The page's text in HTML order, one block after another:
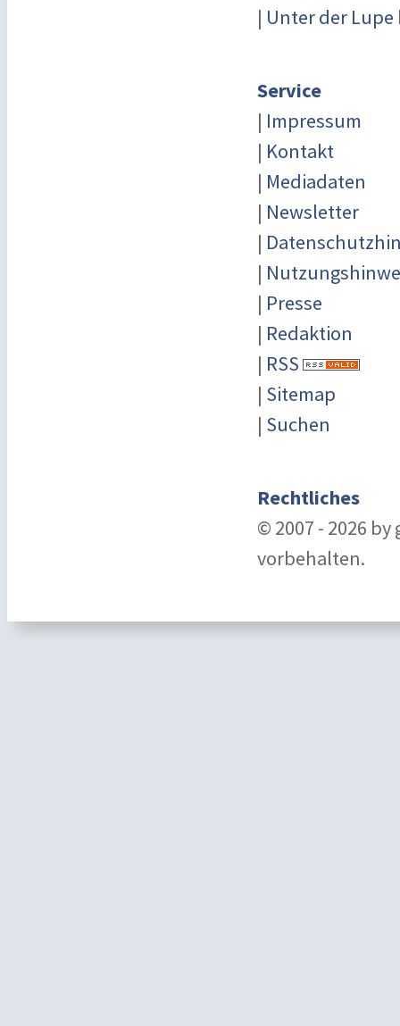
| Unter der Lupe
Service
| Impressum
| Kontakt
| Mediadaten
| Newsletter
|
|
| Presse
| Redaktion
| RSS
| Sitemap
| Suchen
Rechtliches
© 2007 - 2026
vorbehalten.